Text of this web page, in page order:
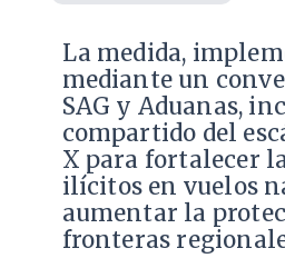
La medida,
mediante un
SAG y Aduanas,
compartido del
X para fortalecer
ilícitos en vuelos
aumentar la
fronteras